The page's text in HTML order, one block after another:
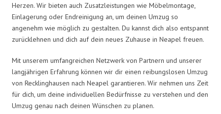
Herzen. Wir bieten auch Zusatzleistungen wie Möbelmontage,
Einlagerung oder Endreinigung an, um deinen Umzug so
angenehm wie möglich zu gestalten. Du kannst dich also entspannt
zurücklehnen und dich auf dein neues Zuhause in Neapel freuen.
Mit unserem umfangreichen Netzwerk von Partnern und unserer
langjährigen Erfahrung können wir dir einen reibungslosen Umzug
von Recklinghausen nach Neapel garantieren. Wir nehmen uns Zeit
für dich, um deine individuellen Bedürfnisse zu verstehen und den
Umzug genau nach deinen Wünschen zu planen.